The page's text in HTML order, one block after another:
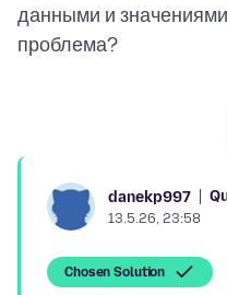
данными и
danekp997
13.5.26, 23:58
Chosen Solution